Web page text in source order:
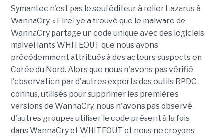
Symantec n'est pas le seul éditeur à relier Lazarus à
WannaCry. « FireEye a trouvé que le malware de
WannaCry partage un code unique avec des logiciels
malveillants WHITEOUT que nous avons
précédemment attribués à des acteurs suspects en
Corée du Nord. Alors que nous n'avons pas vérifié
l'observation par d'autres experts des outils RPDC
connus, utilisés pour supprimer les premières
versions de WannaCry, nous n'avons pas observé
d'autres groupes utiliser le code présent à la fois
dans WannaCry et WHITEOUT et nous ne croyons